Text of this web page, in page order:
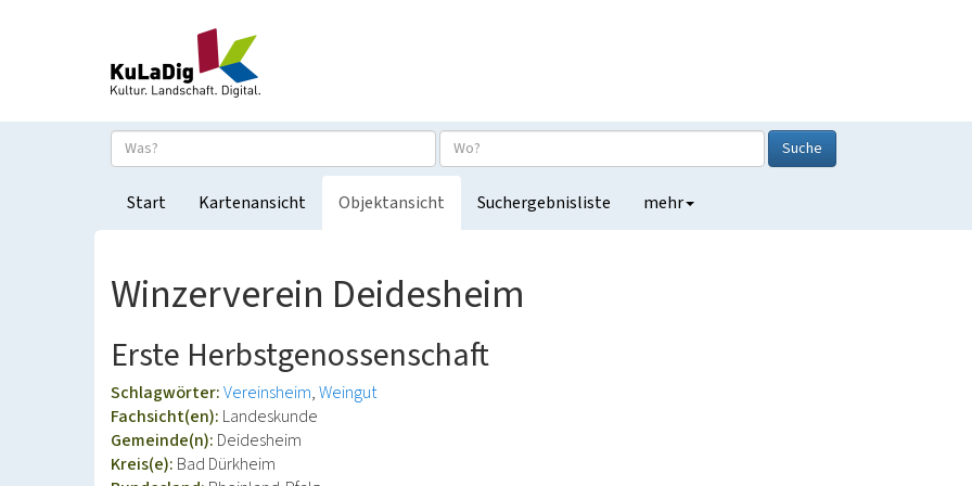
Suche
Start Kartenansicht Objektansicht Suchergebnisliste mehr
Winzerverein Deidesheim
Erste Herbstgenossenschaft
Schlagwörter:Vereinsheim Weingut
Fachsicht(en): Landeskunde
Gemeinde(n): Deidesheim
Kreis(e): Bad Dürkheim